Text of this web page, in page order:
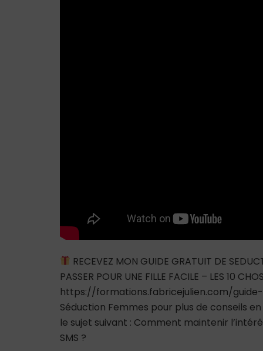
RECEVEZ MON GUIDE GRATUIT DE
PASSER POUR UNE FILLE FACILE – LES 10
https://formations.fabricejulien.com/
Séduction Femmes pour plus de conseils
le sujet suivant : Comment maintenir
SMS ?